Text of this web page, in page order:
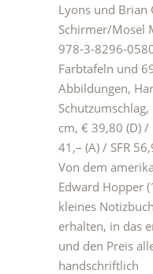
Lyons und Brian
Schirmer/Mosel
978-3-8296-
Farbtafeln und
Abbildungen,
cm, € 39,80 (D) /
41,– (A) / SFR
Von dem
Edward Hopper
kleines Notizbuch
erhalten, in das
und den Preis
handschriftlich